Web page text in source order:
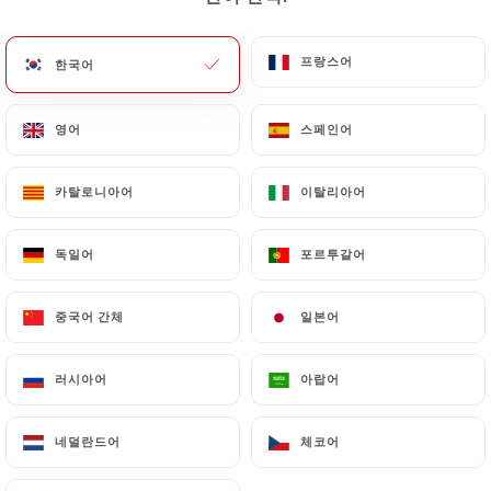
메뉴
한국어 프랑스어
영어 스페인어
카탈로니아어 이탈리아어
독일어 포르투갈어
중국어 간체 일본어
러시아어 아랍어
네덜란드어 체코어
홈 연락처
연락처
Brasserie Lola
한국어 프랑스어
영어 스페인어
카탈로니아어 이탈리아어
독일어 포르투갈어
중국어 간체 일본어
러시아어 아랍어
네덜란드어 체코어